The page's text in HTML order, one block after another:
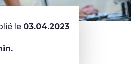
le 03.04.2023